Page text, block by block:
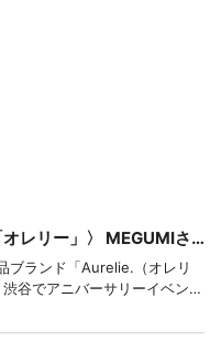
〈イングリウッドの「オレリー」〉 MEGUMIさんが登壇、新商品のクレンジングを実演
ブランド「Aurelie.（オレリ
谷でアニバーサリーイベント
品のジェルクレンジングを実